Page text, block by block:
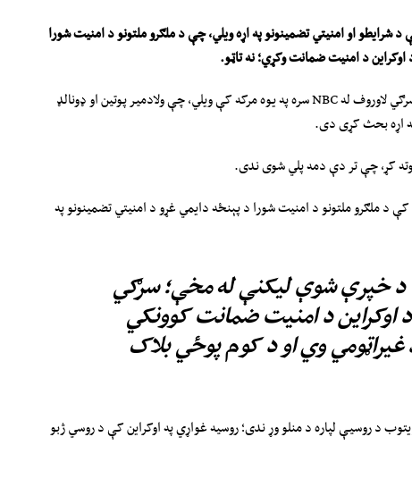
شرایطو او امنیتي تضمینونو په اړه ویلي، چې د ملګرو ملتونو د امنیت شورا
د امنیت ضمانت وکړي؛ نه تاټو.
د یکشنبې پر ورځ (د وږي دوه‌يمه) د روسیې بهرنیو چارو وزیر سرګي لاوروف له NBC سره په یوه مرکه کې ویلي، چې ولادمیر پوتین او ډونالډ
په اړه بحث کړی دی.
ملګرو ملتونو د امنیت شورا د پېنځه دایمي غړو د امنیتي تضمینونو په
د خپرې شوې لیکنې له مخې؛ سرګي
اوکراین د امنیت ضمانت کوونکي
غیراټومي وي او د کوم پوځي بلاک
د روسیې لپاره د منلو وړ ندی؛ روسیه غواړي په اوکراین کې د روسي ژبو